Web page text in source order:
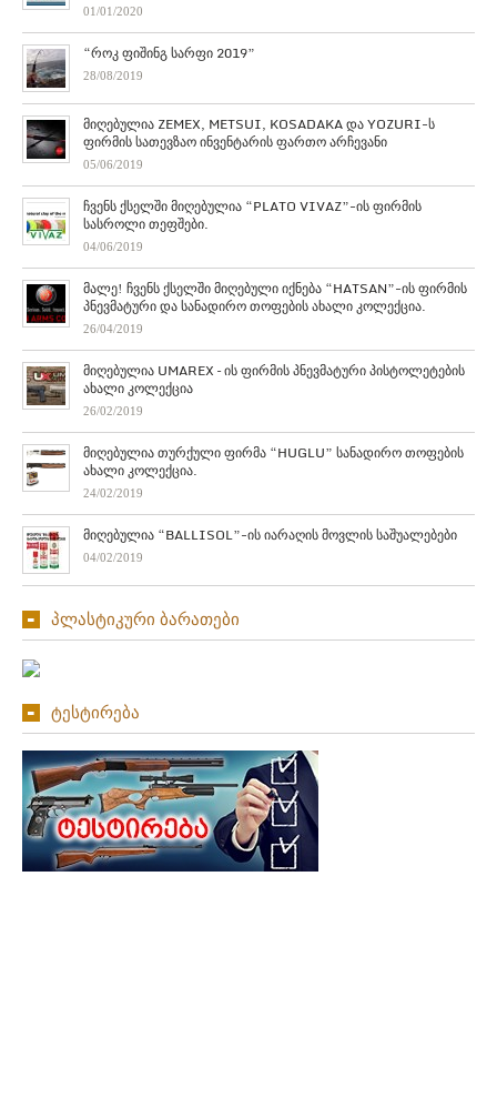
01/01/2020
“როკ ფიშინგ სარფი 2019”
28/08/2019
მიღებულია ZEMEX, METSUI, KOSADAKA და YOZURI-ს
ფირმის სათევზაო ინვენტარის ფართო არჩევანი
05/06/2019
ჩვენს ქსელში მიღებულია “PLATO VIVAZ”-ის ფირმის
სასროლი თეფშები.
04/06/2019
მალე! ჩვენს ქსელში მიღებული იქნება “HATSAN”-ის ფირმის
პნევმატური და სანადირო თოფების ახალი კოლექცია.
26/04/2019
მიღებულია UMAREX – ის ფირმის პნევმატური პისტოლეტების
ახალი კოლექცია
26/02/2019
მიღებულია თურქული ფირმა “HUGLU” სანადირო თოფების
ახალი კოლექცია.
24/02/2019
მიღებულია “BALLISOL”-ის იარაღის მოვლის საშუალებები
04/02/2019
პლასტიკური ბარათები
ტესტირება